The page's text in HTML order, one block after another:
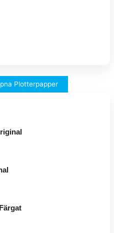
Plotterpapper